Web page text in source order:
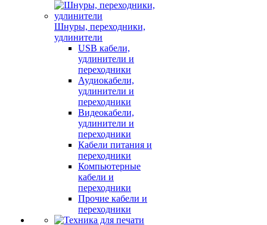
Шнуры, переходники,
удлинители
USB кабели,
удлинители и
переходники
Аудиокабели,
удлинители и
переходники
Видеокабели,
удлинители и
переходники
Кабели питания и
переходники
Компьютерные
кабели и
переходники
Прочие кабели и
переходники